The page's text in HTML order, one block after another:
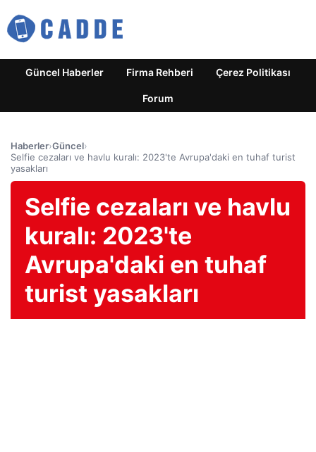
Güncel Haberler Firma Rehberi Çerez Politikası
Forum
Haberler›Güncel›
Selfie cezaları ve havlu kuralı: 2023'te Avrupa'daki en tuhaf turist
yasakları
Selfie cezaları ve havlu
kuralı: 2023'te
Avrupa'daki en tuhaf
turist yasakları